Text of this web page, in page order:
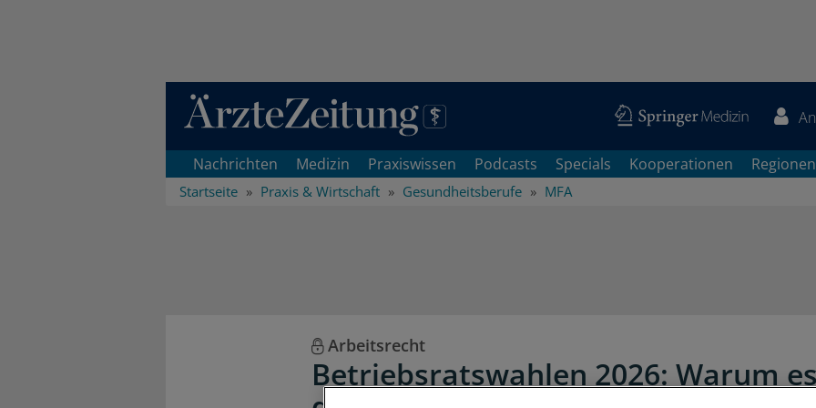
Direkt zum Inhaltsbereich
Nachrichten Medizin Praxiswissen Podcasts Specials Kooperationen Regionen
Startseite Praxis & Wirtschaft Gesundheitsberufe MFA
Arbeitsrecht
Betriebsratswahlen 2026: Warum